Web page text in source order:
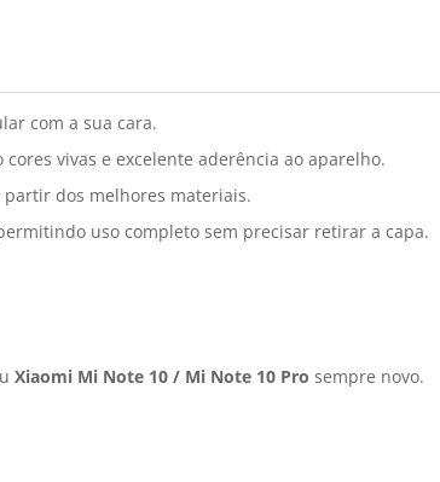
com a sua cara.
vivas e excelente aderência ao aparelho.
dos melhores materiais.
uso completo sem precisar retirar a capa.
Xiaomi Mi Note 10 / Mi Note 10 Pro sempre novo.